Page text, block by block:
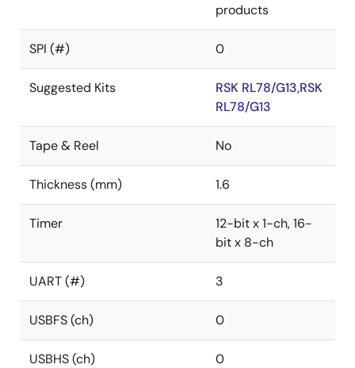
products
SPI (#) 0
Suggested Kits
RSK RL78/G13,RSK
RL78/G13
Tape & Reel No
Thickness (mm) 1.6
Timer
12-bit x 1-ch, 16-
bit x 8-ch
UART (#) 3
USBFS (ch) 0
USBHS (ch) 0